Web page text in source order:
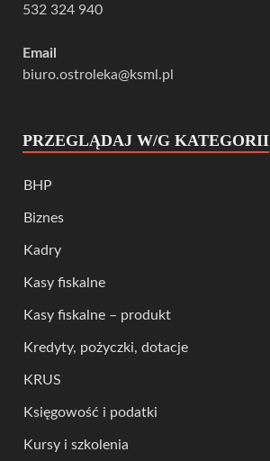
532 324 940
Email
biuro.ostroleka@ksml.pl
PRZEGLĄDAJ W/G KATEGORII
BHP
Biznes
Kadry
Kasy fiskalne
Kasy fiskalne – produkt
Kredyty, pożyczki, dotacje
KRUS
Księgowość i podatki
Kursy i szkolenia